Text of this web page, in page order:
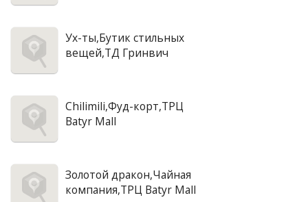
Ух-ты,Бутик стильных
вещей,ТД Гринвич
Chilimili,Фуд-корт,ТРЦ
Batyr Mall
Золотой дракон,Чайная
компания,ТРЦ Batyr Mall